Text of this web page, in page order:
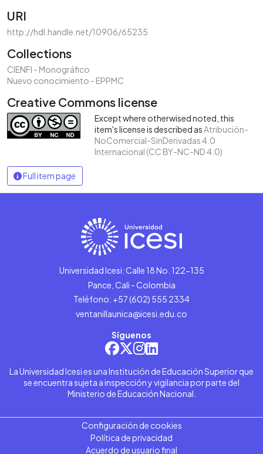
URI
http://hdl.handle.net/10906/65235
Collections
CIENFI - Monográfico
Nuevo conocimiento - EPPMC
Creative Commons license
Except where otherwised noted, this
item's license is described asAtribución-
NoComercial-SinDerivadas 4.0
Internacional (CC BY-NC-ND 4.0)
Full item page
Universidad Icesi: Calle 18 No. 122-135
Pance, Cali - Colombia
Teléfono: +57 (602) 555 2334
ventanillaunica@icesi.edu.co
Síguenos
La Universidad Icesi es una Institución de Educación Superior que
se encuentra sujeta a inspección y vigilancia por parte del
Ministerio de Educación Nacional.
Configuración de cookies
Política de privacidad
Acuerdo de usuario final